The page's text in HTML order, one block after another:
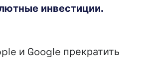
инвестиции.
и Google прекратить